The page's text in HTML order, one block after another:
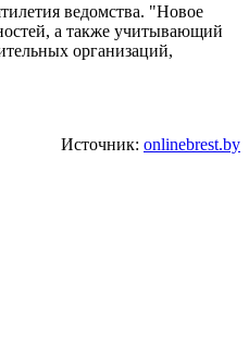
ведомства. "Новое
а также учитывающий
организаций,
Источник: onlinebrest.by